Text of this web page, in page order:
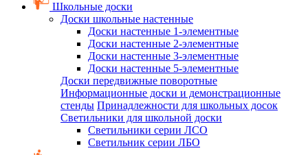
Школьные доски
Доски школьные настенные
Доски настенные 1-элементные
Доски настенные 2-элементные
Доски настенные 3-элементные
Доски настенные 5-элементные
Доски передвижные поворотные
Информационные доски и демонстрационные
стенды Принадлежности для школьных досок
Светильники для школьной доски
Светильники серии ЛСО
Светильник серии ЛБО